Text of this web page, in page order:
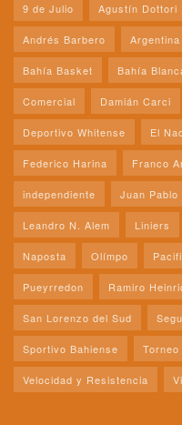
9 de Julio Agustín Dottori
Andrés Barbero Argentina
Bahía Basket Bahía
Comercial Damián Carci
Deportivo Whitense El
Federico Harina Franco
independiente Juan Pablo
Leandro N. Alem Liniers
Naposta Olímpo
Pueyrredon Ramiro
San Lorenzo del Sud
Sportivo Bahiense Torneo
Velocidad y Resistencia